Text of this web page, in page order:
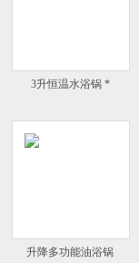
3升恒温水浴锅 *
升降多功能油浴锅